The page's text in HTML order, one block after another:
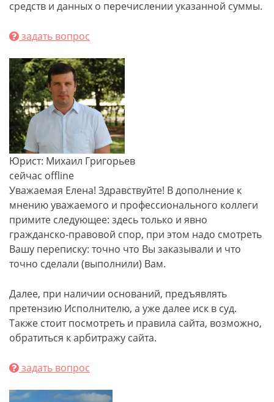
средств и данных о перечислении указанной суммы.
задать вопрос
Юрист: Михаил Григорьев
сейчас offline
Уважаемая Елена! Здравствуйте! В дополнение к
мнению уважаемого и профессионального коллеги
примите следующее: здесь только и явно
гражданско-правовой спор, при этом надо смотреть
Вашу переписку: точно что Вы заказывали и что
точно сделали (выполнили) Вам.
Далее, при наличии оснований, предъявлять
претензию Исполнителю, а уже далее иск в суд.
Также стоит посмотреть и правила сайта, возможно,
обратиться к арбитражу сайта.
задать вопрос